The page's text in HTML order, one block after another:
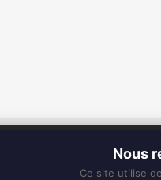
Nous
Ce site utilise